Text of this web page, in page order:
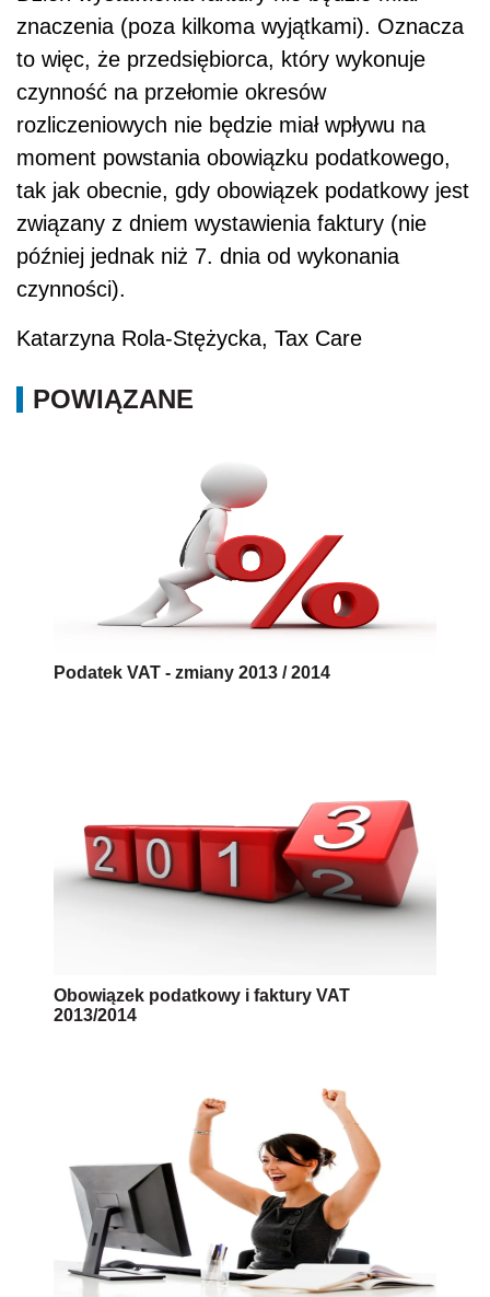
znaczenia (poza kilkoma wyjątkami). Oznacza
to więc, że przedsiębiorca, który wykonuje
czynność na przełomie okresów
rozliczeniowych nie będzie miał wpływu na
moment powstania obowiązku podatkowego,
tak jak obecnie, gdy obowiązek podatkowy jest
związany z dniem wystawienia faktury (nie
później jednak niż 7. dnia od wykonania
czynności).
Katarzyna Rola-Stężycka, Tax Care
POWIĄZANE
Podatek VAT - zmiany 2013 / 2014
Obowiązek podatkowy i faktury VAT
2013/2014